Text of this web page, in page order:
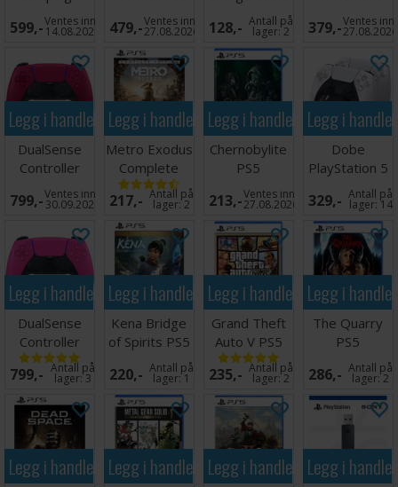
sjelsoppslukende kampmekanikk og et av spillverdenens
mest stemningsfulle miljøer gjør dette til en av de mest
spennende actionutgivelsene på horisonten for PS5.
Onimusha: Way of the Sword lanseres til PS5 den 4.
september 2026.
Evolved PS5
599,-Ventes inn
14.08.2026 479,-Ventes inn
27.08.2026
3 meter PS5
128,- Antall på
lager:2
Intergrade
PS5
379,-Ventes inn
27.08.2026
Legg i handlekurven
DualSense
Controller
Cosmic Red
PS5
799,-Ventes inn
30.09.2026
Legg i handlekurven
Metro Exodus
Complete
Edition PS5
217,- Antall på
lager:2
Legg i handlekurven
Chernobylite
PS5
213,-Ventes inn
27.08.2026
Legg i
Dobe
PlayStation 5
Charging Dock
m/lys
329,- Antall på
lager: 14
Legg i handlekurven
DualSense
Controller
Nova Pink PS5
799,- Antall på
lager:3
Legg i handlekurven
Kena Bridge
of Spirits PS5
220,- Antall på
lager:1
Legg i handlekurven
Grand Theft
Auto V PS5
235,- Antall på
lager:2
Legg i
The Quarry
PS5
286,- Antall på
lager:2
Legg i handlekurvenLegg i handlekurvenLegg i handlekurven
Legg i